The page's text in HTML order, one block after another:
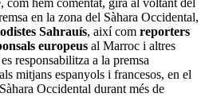
com hem comentat, gira al voltant del
en la zona del Sàhara Occidental,
Sahrauís, així com reporters
europeus al Marroc i altres
responsabilitza a la premsa
mitjans espanyols i francesos, en el
Occidental durant més de